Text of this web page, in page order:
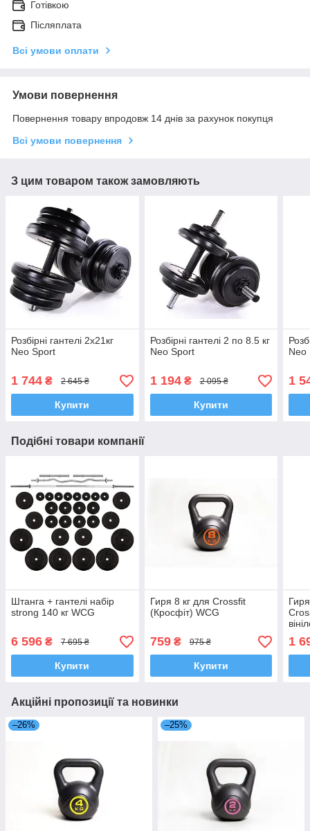
Готівкою
Післяплата
Всі умови оплати
Умови повернення
Повернення товару впродовж 14 днів за рахунок покупця
Всі умови повернення
З цим товаром також замовляють
Розбірні гантелі 2х21кг
Neo Sport
1 744 ₴ 2 645 ₴
Купити
Розбірні гантелі 2 по 8.5 кг
Neo Sport
1 194₴ 2 095 ₴
Купити
Neo
1
Подібні товари компанії
Штанга + гантелі набір
strong 140 кг WCG
6 596 ₴ 7 695 ₴
Купити
Гиря 8 кг для Crossfit
(Кросфіт) WCG
759₴ 975 ₴
Купити
1
Акційні пропозиції та новинки
–26% –25%